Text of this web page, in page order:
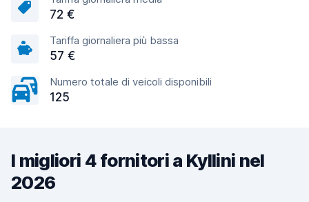
72 €
Tariffa giornaliera più bassa
57 €
Numero totale di veicoli disponibili
125
I migliori 4 fornitori a Kyllini nel
2026